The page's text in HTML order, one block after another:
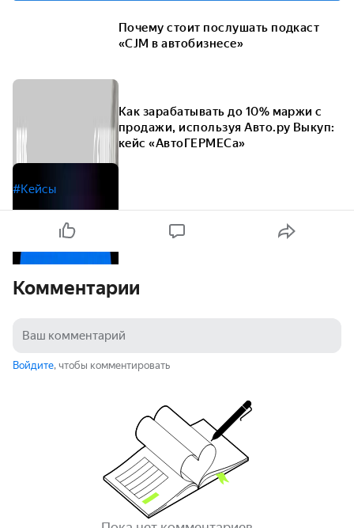
Почему стоит послушать подкаст
«CJM в автобизнесе»
Как зарабатывать до 10% маржи с
продажи, используя Авто.ру Выкуп:
кейс «АвтоГЕРМЕСа»
#Кейсы
Комментарии
Войдите, чтобы комментировать